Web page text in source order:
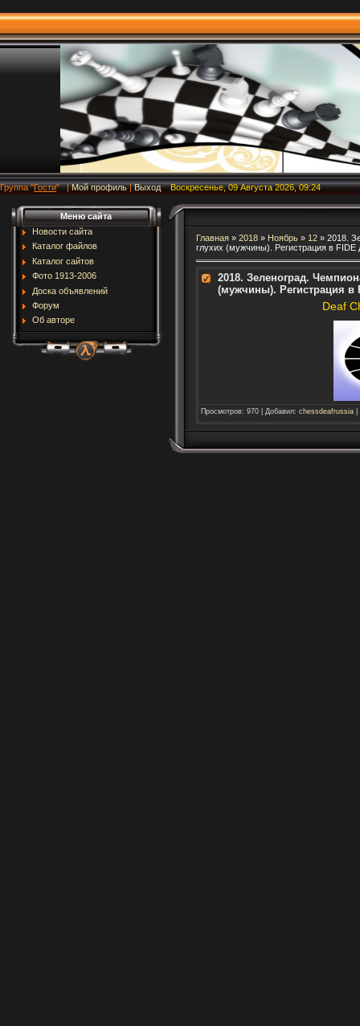
Группа"Гости" |Мой профиль |Выход Воскресенье, 09 Августа 2026, 09:24
Меню сайта
Новости сайта
Каталог файлов
Каталог сайтов
Фото 1913-2006
Доска объявлений
Форум
Об авторе
Главная » 2018 » Ноябрь » 12 » 2018.
глухих (мужчины). Регистрация в FIDE
2018. Зеленоград.
(мужчины). Регистрация в
Deaf
Просмотров: 970 Добавил: chessdeafrussia